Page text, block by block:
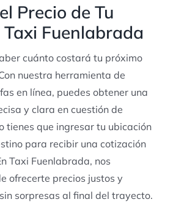
Precio de Tu
Fuenlabrada
cuánto costará tu próximo
nuestra herramienta de
en línea, puedes obtener una
y clara en cuestión de
tienes que ingresar tu ubicación
para recibir una cotización
Taxi Fuenlabrada, nos
ofrecerte precios justos y
sorpresas al final del trayecto.